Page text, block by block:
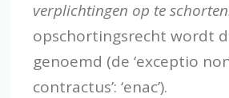
verplichtingen op te
opschortingsrecht wordt de
genoemd (de ‘exceptio
contractus’: ‘enac’).